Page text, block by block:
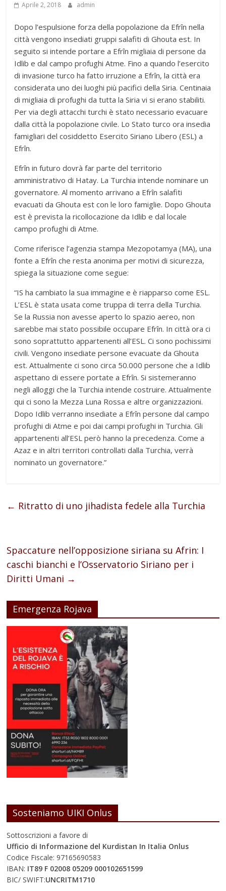
Aprile 2, 2018 admin
Dopo l’espulsione forza della popolazione da Efrîn nella
città vengono insediati gruppi salafiti di Ghouta est. In
seguito si intende portare a Efrîn migliaia di persone da
Idlib e dal campo profughi Atme. Fino a quando l’esercito
di invasione turco ha fatto irruzione a Efrîn, la città era
considerata uno dei luoghi più pacifici della Siria. Centinaia
di migliaia di profughi da tutta la Siria vi si erano stabiliti.
Per via degli attacchi turchi è stato necessario evacuare
dalla città la popolazione civile. Lo Stato turco ora insedia
famigliari del cosiddetto Esercito Siriano Libero (ESL) a
Efrîn.
Efrîn in futuro dovrà far parte del territorio
amministrativo di Hatay. La Turchia intende nominare un
governatore. Al momento arrivano a Efrîn salafiti
evacuati da Ghouta est con le loro famiglie. Dopo Ghouta
est è prevista la ricollocazione da Idlib e dal locale
campo profughi di Atme.
Come riferisce l’agenzia stampa Mezopotamya (MA), una
fonte a Efrîn che resta anonima per motivi di sicurezza,
spiega la situazione come segue:
“IS ha cambiato la sua immagine e è riapparso come ESL.
L’ESL è stata usata come truppa di terra della Turchia.
Se la Russia non avesse aperto lo spazio aereo, non
sarebbe mai stato possibile occupare Efrîn. In città ora ci
sono soprattutto appartenenti all’ESL. Ci sono pochissimi
civili. Vengono insediate persone evacuate da Ghouta
est. Attualmente ci sono circa 50.000 persone che a Idlib
aspettano di essere portate a Efrîn. Si sistemeranno
negli alloggi che la Turchia intende costruire. Attualmente
qui ci sono la Mezza Luna Rossa e altre organizzazioni.
Dopo Idlib verranno insediate a Efrîn persone dal campo
profughi di Atme e poi dai campi profughi in Turchia. Gli
appartenenti all’ESL però hanno la precedenza. Come a
Azaz e in altri territori controllati dalla Turchia, verrà
nominato un governatore.”
← Ritratto di uno jihadista fedele alla Turchia
Spaccature nell’opposizione siriana su Afrin: I
caschi bianchi e l’Osservatorio Siriano per i
Diritti Umani →
Emergenza Rojava
Sosteniamo UIKI Onlus
Sottoscrizioni a favore di
Ufficio di Informazione del Kurdistan In Italia Onlus
Codice Fiscale: 97165690583
IBAN: IT89 F 02008 05209 000102651599
BIC/ SWIFT:UNCRITM1710